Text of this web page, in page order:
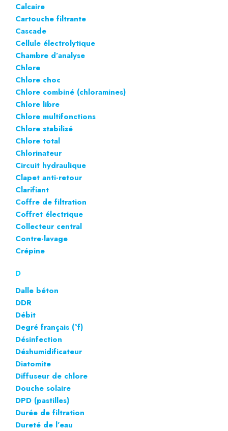
Calcaire
Cartouche filtrante
Cascade
Cellule électrolytique
Chambre d’analyse
Chlore
Chlore choc
Chlore combiné (chloramines)
Chlore libre
Chlore multifonctions
Chlore stabilisé
Chlore total
Chlorinateur
Circuit hydraulique
Clapet anti-retour
Clarifiant
Coffre de filtration
Coffret électrique
Collecteur central
Contre-lavage
Crépine
D
Dalle béton
DDR
Débit
Degré français (°f)
Désinfection
Déshumidificateur
Diatomite
Diffuseur de chlore
Douche solaire
DPD (pastilles)
Durée de filtration
Dureté de l’eau